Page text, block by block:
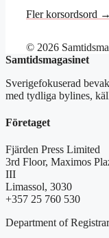
Fler korsordsord →
© 2026
Samtidsmagasinet
Sverigefokuserad
med tydliga bylines,
Företaget
Fjärden Press Limited
3rd Floor, Maximos
III
Limassol, 3030
+357 25 760 530
Department of